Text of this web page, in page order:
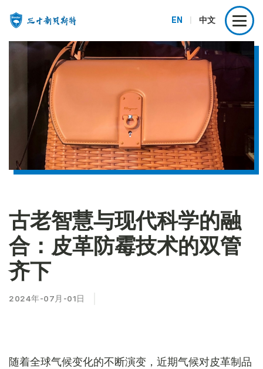
EN 中文
古老智慧与现代科学的融
合：皮革防霉技术的双管
齐下
2024年-07月-01日
随着全球气候变化的不断演变，近期气候对皮革制品